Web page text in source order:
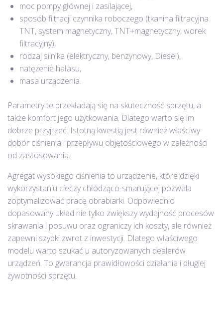
moc pompy głównej i zasilającej,
sposób filtracji czynnika roboczego (tkanina filtracyjna
TNT, system magnetyczny, TNT+magnetyczny, worek
filtracyjny),
rodzaj silnika (elektryczny, benzynowy, Diesel),
natężenie hałasu,
masa urządzenia.
Parametry te przekładają się na skuteczność sprzętu, a
także komfort jego użytkowania. Dlatego warto się im
dobrze przyjrzeć. Istotną kwestią jest również właściwy
dobór ciśnienia i przepływu objętościowego w zależności
od zastosowania.
Agregat wysokiego ciśnienia to urządzenie, które dzięki
wykorzystaniu cieczy chłodząco-smarującej pozwala
zoptymalizować pracę obrabiarki. Odpowiednio
dopasowany układ nie tylko zwiększy wydajność procesów
skrawania i posuwu oraz ograniczy ich koszty, ale również
zapewni szybki zwrot z inwestycji. Dlatego właściwego
modelu warto szukać u autoryzowanych dealerów
urządzeń. To gwarancja prawidłowości działania i długiej
żywotności sprzętu.